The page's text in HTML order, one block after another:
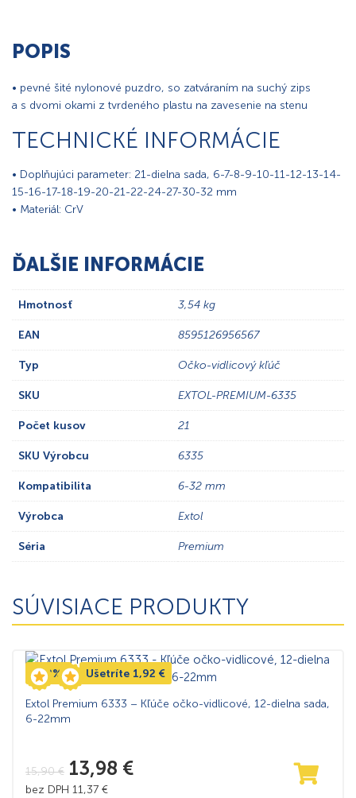
POPIS
• pevné šité nylonové puzdro, so zatváraním na suchý zips
a s dvomi okami z tvrdeného plastu na zavesenie na stenu
TECHNICKÉ INFORMÁCIE
• Doplňujúci parameter: 21-dielna sada, 6-7-8-9-10-11-12-13-14-
15-16-17-18-19-20-21-22-24-27-30-32 mm
• Materiál: CrV
ĎALŠIE INFORMÁCIE
Hmotnosť 3,54 kg
EAN 8595126956567
Typ Očko-vidlicový kľúč
SKU EXTOL-PREMIUM-6335
Počet kusov 21
SKU Výrobcu 6335
Kompatibilita 6-32 mm
Výrobca Extol
Séria Premium
SÚVISIACE PRODUKTY
-12% Ušetríte 1,92 €
Extol Premium 6333 – Kľúče očko-vidlicové, 12-dielna sada,
6-22mm
15,90€ 13,98 €
bez DPH 11,37 €